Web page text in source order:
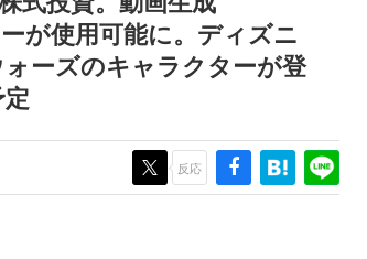
が使用可能に。ディズニ
ーズのキャラクターが登
反応